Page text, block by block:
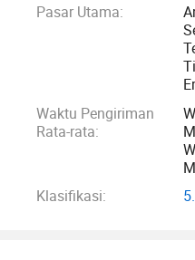
persegi untuk workshop
penelitian dan
dan tim produksi 320
otomatisasi canggih di
investasi sekitar 90 juta.
mitra perusahaan,
sejumlah besar bakat
Informatika canggih, dan
mengoptimalkan struktur
Pasar Utama:
Waktu Pengiriman
Rata-rata:
Klasifikasi: